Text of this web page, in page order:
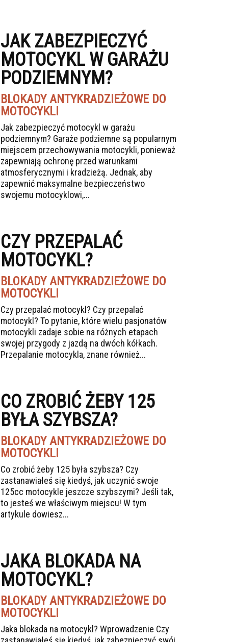
JAK ZABEZPIECZYĆ
MOTOCYKL W GARAŻU
PODZIEMNYM?
BLOKADY ANTYKRADZIEŻOWE DO
MOTOCYKLI
Jak zabezpieczyć motocykl w garażu
podziemnym? Garaże podziemne są popularnym
miejscem przechowywania motocykli, ponieważ
zapewniają ochronę przed warunkami
atmosferycznymi i kradzieżą. Jednak, aby
zapewnić maksymalne bezpieczeństwo
swojemu motocyklowi,...
CZY PRZEPALAĆ
MOTOCYKL?
BLOKADY ANTYKRADZIEŻOWE DO
MOTOCYKLI
Czy przepalać motocykl? Czy przepalać
motocykl? To pytanie, które wielu pasjonatów
motocykli zadaje sobie na różnych etapach
swojej przygody z jazdą na dwóch kółkach.
Przepalanie motocykla, znane również...
CO ZROBIĆ ŻEBY 125
BYŁA SZYBSZA?
BLOKADY ANTYKRADZIEŻOWE DO
MOTOCYKLI
Co zrobić żeby 125 była szybsza? Czy
zastanawiałeś się kiedyś, jak uczynić swoje
125cc motocykle jeszcze szybszymi? Jeśli tak,
to jesteś we właściwym miejscu! W tym
artykule dowiesz...
JAKA BLOKADA NA
MOTOCYKL?
BLOKADY ANTYKRADZIEŻOWE DO
MOTOCYKLI
Jaka blokada na motocykl? Wprowadzenie Czy